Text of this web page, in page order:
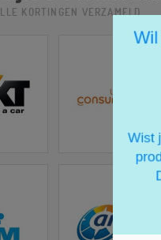
KORTINGEN VERZAMELD